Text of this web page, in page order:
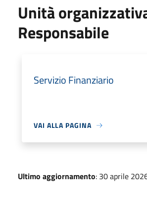
Unità
Responsabile
Servizio Finanziario
VAI ALLA PAGINA
Ultimo aggiornamento: 30 aprile